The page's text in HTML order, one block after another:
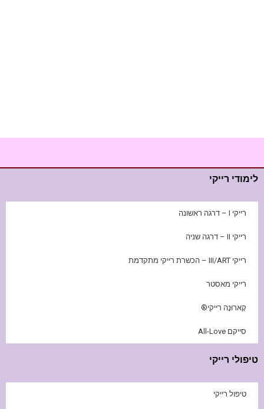
לימודי רייקי
רייקי I – דרגה ראשונה
רייקי II – דרגה שניה
רייקי III/ART – הכשרת רייקי מתקדמת
רייקי מאסטר
קָארוּנָה רייקי®
סייקם All-Love
טיפולי רייקי
טיפול רייקי